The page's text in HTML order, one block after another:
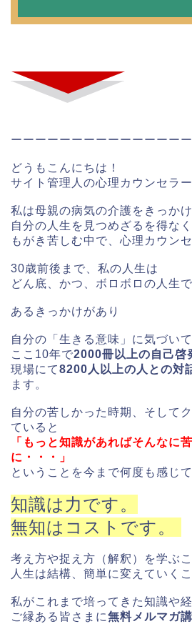
ーーーーーーーーーーーーーー
どうもこんにちは！
サイト管理人の心理カウンセラ
私は母親の病気の介護をきっか
自分の人生を見つめざるを得なく
もがき苦しむ中で、心理カウン
30歳前後まで、私の人生は
どん底、かつ、ボロボロの人生
あるきっかけがあり
自分の「生きる意味」に気づい
ここ10年で2000冊以上の自己啓
現場にて8200人以上の人との対
ます。
自分の苦しかった時期、そして
ていると
「もっと知識があればそんなに
に・・・」
ということを今まで何度も感じ
知識は力です。
無知はコストです。
考え方や捉え方（解釈）を学ぶ
人生は結構、簡単に変えていく
私がこれまで培ってきた知識や
ご縁ある皆さまに無料メルマガ